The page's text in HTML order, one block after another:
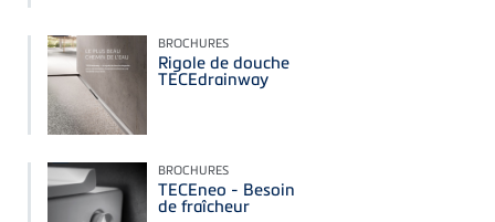
BROCHURES
Rigole de douche
TECEdrainway
BROCHURES
TECEneo - Besoin
de fraîcheur